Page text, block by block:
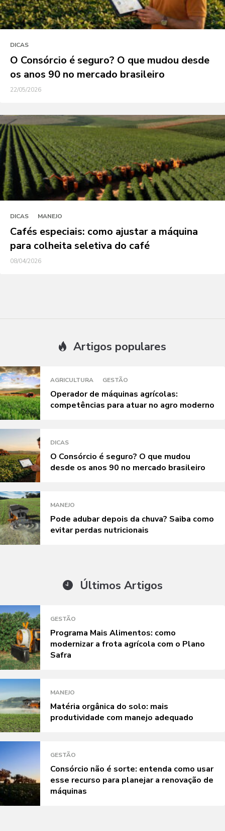
DICAS
O Consórcio é seguro? O que mudou desde
os anos 90 no mercado brasileiro
22/05/2026
DICAS MANEJO
Cafés especiais: como ajustar a máquina
para colheita seletiva do café
08/04/2026
Artigos populares
AGRICULTURA GESTÃO
Operador de máquinas agrícolas:
competências para atuar no agro moderno
DICAS
O Consórcio é seguro? O que mudou
desde os anos 90 no mercado brasileiro
MANEJO
Pode adubar depois da chuva? Saiba como
evitar perdas nutricionais
Últimos Artigos
GESTÃO
Programa Mais Alimentos: como
modernizar a frota agrícola com o Plano
Safra
MANEJO
Matéria orgânica do solo: mais
produtividade com manejo adequado
GESTÃO
Consórcio não é sorte: entenda como usar
esse recurso para planejar a renovação de
máquinas